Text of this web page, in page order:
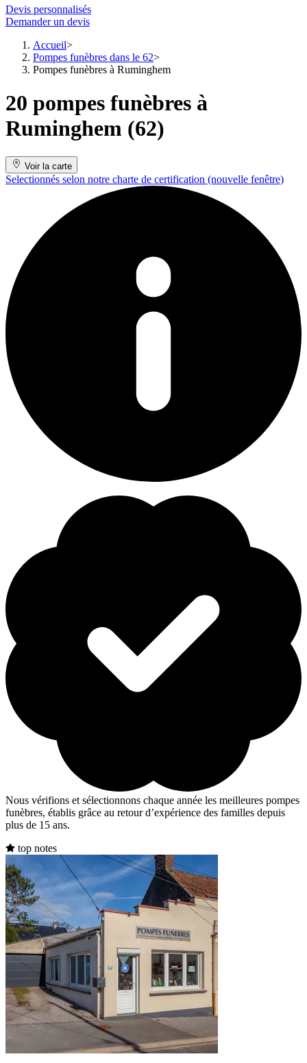
Devis personnalisés
Demander un devis
Accueil
Pompes funèbres dans le 62
Pompes funèbres à Ruminghem
20 pompes funèbres à
Ruminghem (62)
Voir la carte
Selectionnés selon notre charte de certification (nouvelle fenêtre)
Nous vérifions et sélectionnons chaque année les meilleures pompes
funèbres, établis grâce au retour d’expérience des familles depuis
plus de 15 ans.
top notes